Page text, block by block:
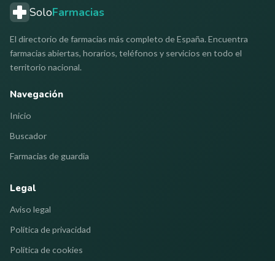
SoloFarmacias
El directorio de farmacias más completo de España. Encuentra
farmacias abiertas, horarios, teléfonos y servicios en todo el
territorio nacional.
Navegación
Inicio
Buscador
Farmacias de guardia
Legal
Aviso legal
Política de privacidad
Política de cookies